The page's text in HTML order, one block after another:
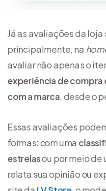
Já as avaliações da loja
principalmente, na
avaliar não apenas o
experiência de compra
com a marca, desde o
Essas avaliações
formas: com uma
estrelasou por meio de
relata sua opinião ou